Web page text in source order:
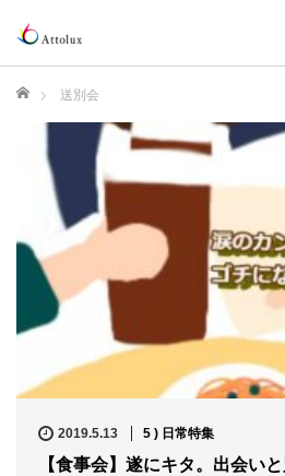
ホーム 送別会
2019.5.13 5 ) 日常特集
【食事会】遂にキタ。出会いと